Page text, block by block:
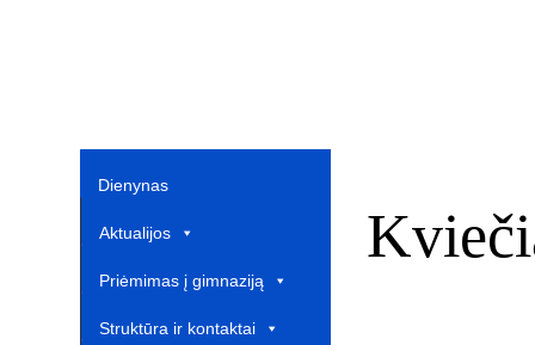
Dienynas
Aktualijos
Priėmimas į gimnaziją
Struktūra ir kontaktai